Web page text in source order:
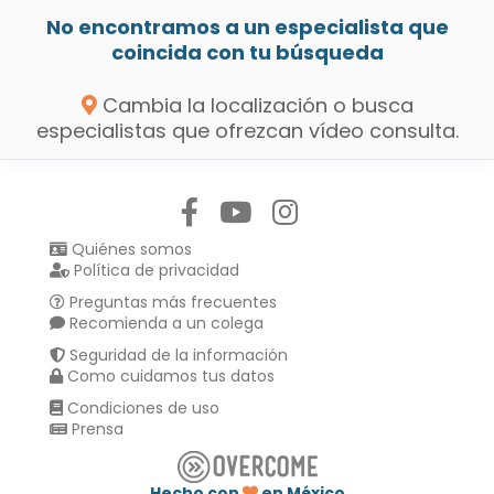
No encontramos a un especialista que
coincida con tu búsqueda
Cambia la localización o busca
especialistas que ofrezcan vídeo consulta.
Quiénes somos
Política de privacidad
Preguntas más frecuentes
Recomienda a un colega
Seguridad de la información
Como cuidamos tus datos
Condiciones de uso
Prensa